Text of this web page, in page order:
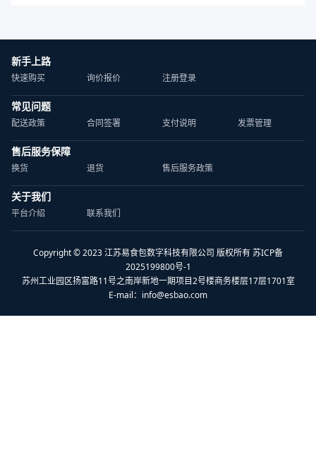
新手上路
快速购买 询价报价 注册登录
常见问题
配送政策 合同签署 支付说明 发票管理
售后服务保障
换货 退货 售后服务政策
关于我们
平台介绍 联系我们
Copyright © 2023 江苏易食包数字科技有限公司 版权所有 苏ICP备
2025199800号-1
苏州工业园区扬富路11号之南岸新地一期项目2号楼商务楼层17层1701室
E-mail： info@esbao.com